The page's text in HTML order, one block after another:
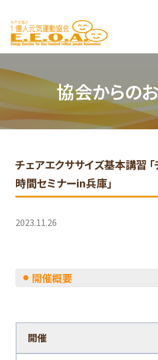
協会からの
チェアエクササイズ基本講習
時間セミナーin兵庫」
2023.11.26
開催概要
開催